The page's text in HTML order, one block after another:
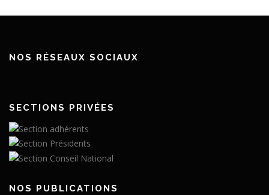
NOS RÉSEAUX SOCIAUX
SECTIONS PRIVÉES
NOS PUBLICATIONS